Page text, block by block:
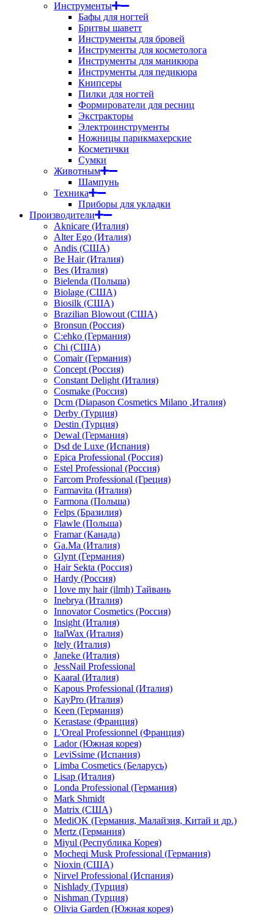
Инструменты
Бафы для ногтей
Бритвы шаветт
Инструменты для бровей
Инструменты для косметолога
Инструменты для маникюра
Инструменты для педикюра
Книпсеры
Пилки для ногтей
Формирователи для ресниц
Экстракторы
Электроинструменты
Ножницы парикмахерские
Косметички
Сумки
Животным
Шампунь
Техника
Приборы для укладки
Производители
Aknicare (Италия)
Alter Ego (Италия)
Andis (США)
Be Hair (Италия)
Bes (Италия)
Bielenda (Польша)
Biolage (США)
Biosilk (США)
Brazilian Blowout (США)
Bronsun (Россия)
C:ehko (Германия)
Chi (США)
Comair (Германия)
Concept (Россия)
Constant Delight (Италия)
Cosmake (Россия)
Dcm (Diapason Cosmetics Milano ,Италия)
Derby (Турция)
Destin (Турция)
Dewal (Германия)
Dsd de Luxe (Испания)
Epica Professional (Россия)
Estel Professional (Россия)
Farcom Professional (Греция)
Farmavita (Италия)
Farmona (Польша)
Felps (Бразилия)
Flawle (Польша)
Framar (Канада)
Ga.Ma (Италия)
Glynt (Германия)
Hair Sekta (Россия)
Hardy (Россия)
I love my hair (ilmh) Тайвань
Inebrya (Италия)
Innovator Cosmetics (Россия)
Insight (Италия)
ItalWax (Италия)
Itely (Италия)
Janeke (Италия)
JessNail Professional
Kaaral (Италия)
Kapous Professional (Италия)
KayPro (Италия)
Keen (Германия)
Kerastase (Франция)
L'Oreal Professionnel (Франция)
Lador (Южная корея)
LeviSsime (Испания)
Limba Cosmetics (Беларусь)
Lisap (Италия)
Londa Professional (Германия)
Mark Shmidt
Matrix (США)
MediOK (Германия, Малайзия, Китай и др.)
Mertz (Германия)
Miyul (Республика Корея)
Mocheqi Musk Professional (Германия)
Nioxin (США)
Nirvel Professional (Испания)
Nishlady (Турция)
Nishman (Турция)
Olivia Garden (Южная корея)